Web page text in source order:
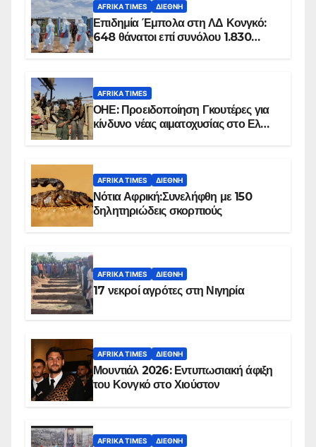
AFRIKA TIMES ΔΙΕΘΝΉ
Επιδημία Έμπολα στη ΛΔ Κονγκό:
648 θάνατοι επί συνόλου 1.830
AFRIKA TIMES
ΟΗΕ: Προειδοποίηση Γκουτέρες για
κίνδυνο νέας αιματοχυσίας στο Ελ
AFRIKA TIMES ΔΙΕΘΝΉ
Νότια Αφρική:Συνελήφθη με 150
δηλητηριώδεις σκορπιούς
AFRIKA TIMES ΔΙΕΘΝΉ
17 νεκροί αγρότες στη Νιγηρία
AFRIKA TIMES ΔΙΕΘΝΉ
Μουντιάλ 2026: Εντυπωσιακή άφιξη
του Κονγκό στο Χιούστον
AFRIKA TIMES ΔΙΕΘΝΉ